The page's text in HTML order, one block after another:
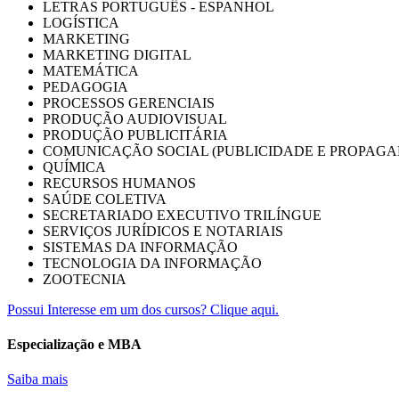
LETRAS PORTUGUÊS - ESPANHOL
LOGÍSTICA
MARKETING
MARKETING DIGITAL
MATEMÁTICA
PEDAGOGIA
PROCESSOS GERENCIAIS
PRODUÇÃO AUDIOVISUAL
PRODUÇÃO PUBLICITÁRIA
COMUNICAÇÃO SOCIAL (PUBLICIDADE E
QUÍMICA
RECURSOS HUMANOS
SAÚDE COLETIVA
SECRETARIADO EXECUTIVO TRILÍNGUE
SERVIÇOS JURÍDICOS E NOTARIAIS
SISTEMAS DA INFORMAÇÃO
TECNOLOGIA DA INFORMAÇÃO
ZOOTECNIA
Possui Interesse em um dos cursos? Clique aqui.
Especialização e MBA
Saiba mais